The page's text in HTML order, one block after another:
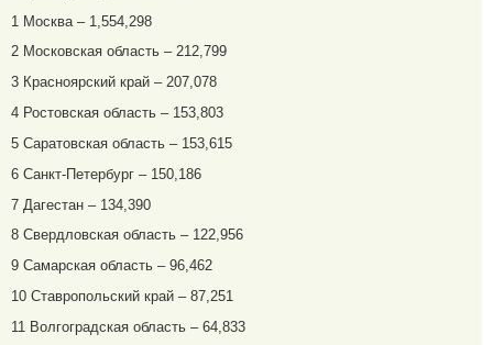
1 Москва – 1,554,298
2 Московская область – 212,799
3 Красноярский край – 207,078
4 Ростовская область – 153,803
5 Саратовская область – 153,615
6 Санкт-Петербург – 150,186
7 Дагестан – 134,390
8 Свердловская область – 122,956
9 Самарская область – 96,462
10 Ставропольский край – 87,251
11 Волгоградская область – 64,833